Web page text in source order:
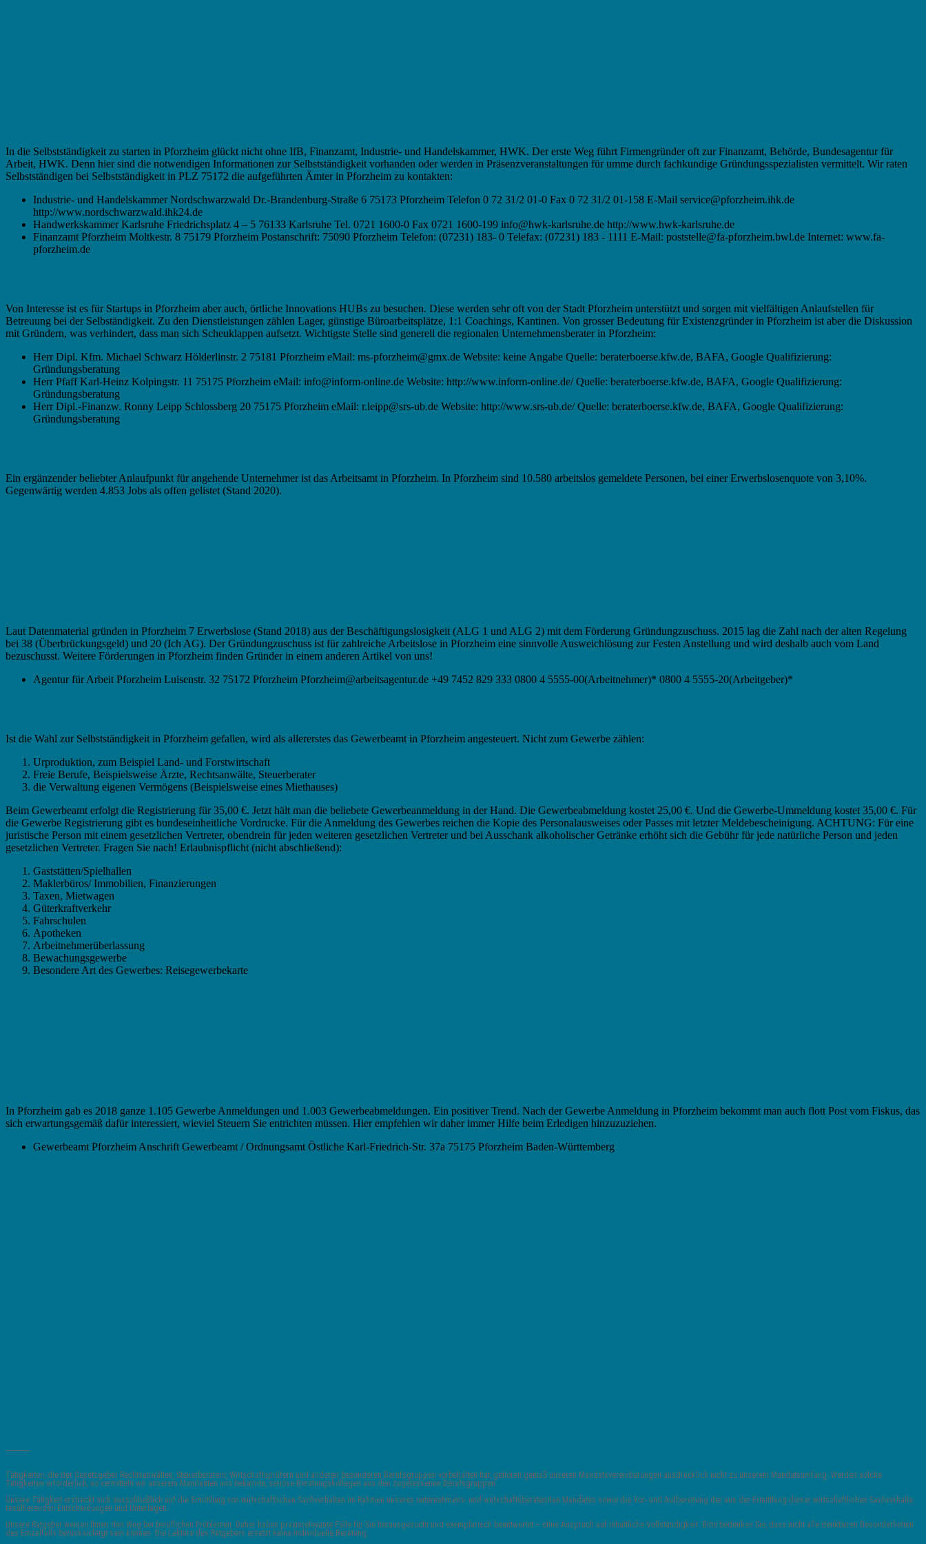
In die Selbstständigkeit zu starten in Pforzheim glückt nicht ohne IfB, Finanzamt, Industrie- und Handelskammer, HWK. Der erste Weg führt Firmengründer oft zur Finanzamt, Behörde, Bundesagentur für
Arbeit, HWK. Denn hier sind die notwendigen Informationen zur Selbstständigkeit vorhanden oder werden in Präsenzveranstaltungen für umme durch fachkundige Gründungsspezialisten vermittelt. Wir raten
Selbstständigen bei Selbstständigkeit in PLZ 75172 die aufgeführten Ämter in Pforzheim zu kontakten:
Industrie- und Handelskammer Nordschwarzwald Dr.-Brandenburg-Straße 6 75173 Pforzheim Telefon 0 72 31/2 01-0 Fax 0 72 31/2 01-158 E-Mail service@pforzheim.ihk.de
http://www.nordschwarzwald.ihk24.de
Handwerkskammer Karlsruhe Friedrichsplatz 4 – 5 76133 Karlsruhe Tel. 0721 1600-0 Fax 0721 1600-199 info@hwk-karlsruhe.de http://www.hwk-karlsruhe.de
Finanzamt Pforzheim Moltkestr. 8 75179 Pforzheim Postanschrift: 75090 Pforzheim Telefon: (07231) 183- 0 Telefax: (07231) 183 - 1111 E-Mail: poststelle@fa-pforzheim.bwl.de Internet: www.fa-
pforzheim.de
Von Interesse ist es für Startups in Pforzheim aber auch, örtliche Innovations HUBs zu besuchen. Diese werden sehr oft von der Stadt Pforzheim unterstützt und sorgen mit vielfältigen Anlaufstellen für
Betreuung bei der Selbständigkeit. Zu den Dienstleistungen zählen Lager, günstige Büroarbeitsplätze, 1:1 Coachings, Kantinen. Von grosser Bedeutung für Existenzgründer in Pforzheim ist aber die Diskussion
mit Gründern, was verhindert, dass man sich Scheuklappen aufsetzt. Wichtigste Stelle sind generell die regionalen Unternehmensberater in Pforzheim:
Herr Dipl. Kfm. Michael Schwarz Hölderlinstr. 2 75181 Pforzheim eMail: ms-pforzheim@gmx.de Website: keine Angabe Quelle: beraterboerse.kfw.de, BAFA, Google Qualifizierung:
Gründungsberatung
Herr Pfaff Karl-Heinz Kolpingstr. 11 75175 Pforzheim eMail: info@inform-online.de Website: http://www.inform-online.de/ Quelle: beraterboerse.kfw.de, BAFA, Google Qualifizierung:
Gründungsberatung
Herr Dipl.-Finanzw. Ronny Leipp Schlossberg 20 75175 Pforzheim eMail: r.leipp@srs-ub.de Website: http://www.srs-ub.de/ Quelle: beraterboerse.kfw.de, BAFA, Google Qualifizierung:
Gründungsberatung
Ein ergänzender beliebter Anlaufpunkt für angehende Unternehmer ist das Arbeitsamt in Pforzheim. In Pforzheim sind 10.580 arbeitslos gemeldete Personen, bei einer Erwerbslosenquote von 3,10%.
Gegenwärtig werden 4.853 Jobs als offen gelistet (Stand 2020).
Laut Datenmaterial gründen in Pforzheim 7 Erwerbslose (Stand 2018) aus der Beschäftigungslosigkeit (ALG 1 und ALG 2) mit dem Förderung Gründungzuschuss. 2015 lag die Zahl nach der alten Regelung
bei 38 (Überbrückungsgeld) und 20 (Ich AG). Der Gründungzuschuss ist für zahlreiche Arbeitslose in Pforzheim eine sinnvolle Ausweichlösung zur Festen Anstellung und wird deshalb auch vom Land
bezuschusst. Weitere Förderungen in Pforzheim finden Gründer in einem anderen Artikel von uns!
Agentur für Arbeit Pforzheim Luisenstr. 32 75172 Pforzheim Pforzheim@arbeitsagentur.de +49 7452 829 333 0800 4 5555-00(Arbeitnehmer)* 0800 4 5555-20(Arbeitgeber)*
Ist die Wahl zur Selbstständigkeit in Pforzheim gefallen, wird als allererstes das Gewerbeamt in Pforzheim angesteuert. Nicht zum Gewerbe zählen:
Urproduktion, zum Beispiel Land- und Forstwirtschaft
Freie Berufe, Beispielsweise Ärzte, Rechtsanwälte, Steuerberater
die Verwaltung eigenen Vermögens (Beispielsweise eines Miethauses)
Beim Gewerbeamt erfolgt die Registrierung für 35,00 €. Jetzt hält man die beliebete Gewerbeanmeldung in der Hand. Die Gewerbeabmeldung kostet 25,00 €. Und die Gewerbe-Ummeldung kostet 35,00 €. Für
die Gewerbe Registrierung gibt es bundeseinheitliche Vordrucke. Für die Anmeldung des Gewerbes reichen die Kopie des Personalausweises oder Passes mit letzter Meldebescheinigung. ACHTUNG: Für eine
juristische Person mit einem gesetzlichen Vertreter, obendrein für jeden weiteren gesetzlichen Vertreter und bei Ausschank alkoholischer Getränke erhöht sich die Gebühr für jede natürliche Person und jeden
gesetzlichen Vertreter. Fragen Sie nach! Erlaubnispflicht (nicht abschließend):
Gaststätten/Spielhallen
Maklerbüros/ Immobilien, Finanzierungen
Taxen, Mietwagen
Güterkraftverkehr
Fahrschulen
Apotheken
Arbeitnehmerüberlassung
Bewachungsgewerbe
Besondere Art des Gewerbes: Reisegewerbekarte
In Pforzheim gab es 2018 ganze 1.105 Gewerbe Anmeldungen und 1.003 Gewerbeabmeldungen. Ein positiver Trend. Nach der Gewerbe Anmeldung in Pforzheim bekommt man auch flott Post vom Fiskus, das
sich erwartungsgemäß dafür interessiert, wieviel Steuern Sie entrichten müssen. Hier empfehlen wir daher immer Hilfe beim Erledigen hinzuzuziehen.
Gewerbeamt Pforzheim Anschrift Gewerbeamt / Ordnungsamt Östliche Karl-Friedrich-Str. 37a 75175 Pforzheim Baden-Württemberg
Tätigkeiten, die der Gesetzgeber Rechtsanwälten, Steuerberatern, Wirtschaftsprüfern und anderen besonderen Berufsgruppen vorbehalten hat, gehören gemäß unseren Mandatsvereinbarungen ausdrücklich nicht zu unserem Mandatsumfang. Werden solche
Tätigkeiten erforderlich, so vermitteln wir unserem Mandanten uns bekannte, seriöse Beratungskollegen aus den zugelassenen Berufsgruppen.
Unsere Tätigkeit erstreckt sich ausschließlich auf die Ermittlung von wirtschaftlichen Sachverhalten im Rahmen unseres unternehmens- und wirtschaftsberatenden Mandates sowie die Vor- und Aufbereitung der aus der Ermittlung dieser wirtschaftlichen Sachverhalte
resultierenden Entscheidungen und Unterlagen.
Unsere Ratgeber weisen Ihnen den Weg bei beruflichen Problemen. Daher haben praxisrelevante Fälle für Sie herausgesucht und exemplarisch beantwortet – ohne Anspruch auf inhaltliche Vollständigkeit. Bitte bedenken Sie, dass nicht alle denkbaren Besonderheiten
des Einzelfalls berücksichtigt sein können. Die Lektüre des Ratgebers ersetzt keine individuelle Beratung.